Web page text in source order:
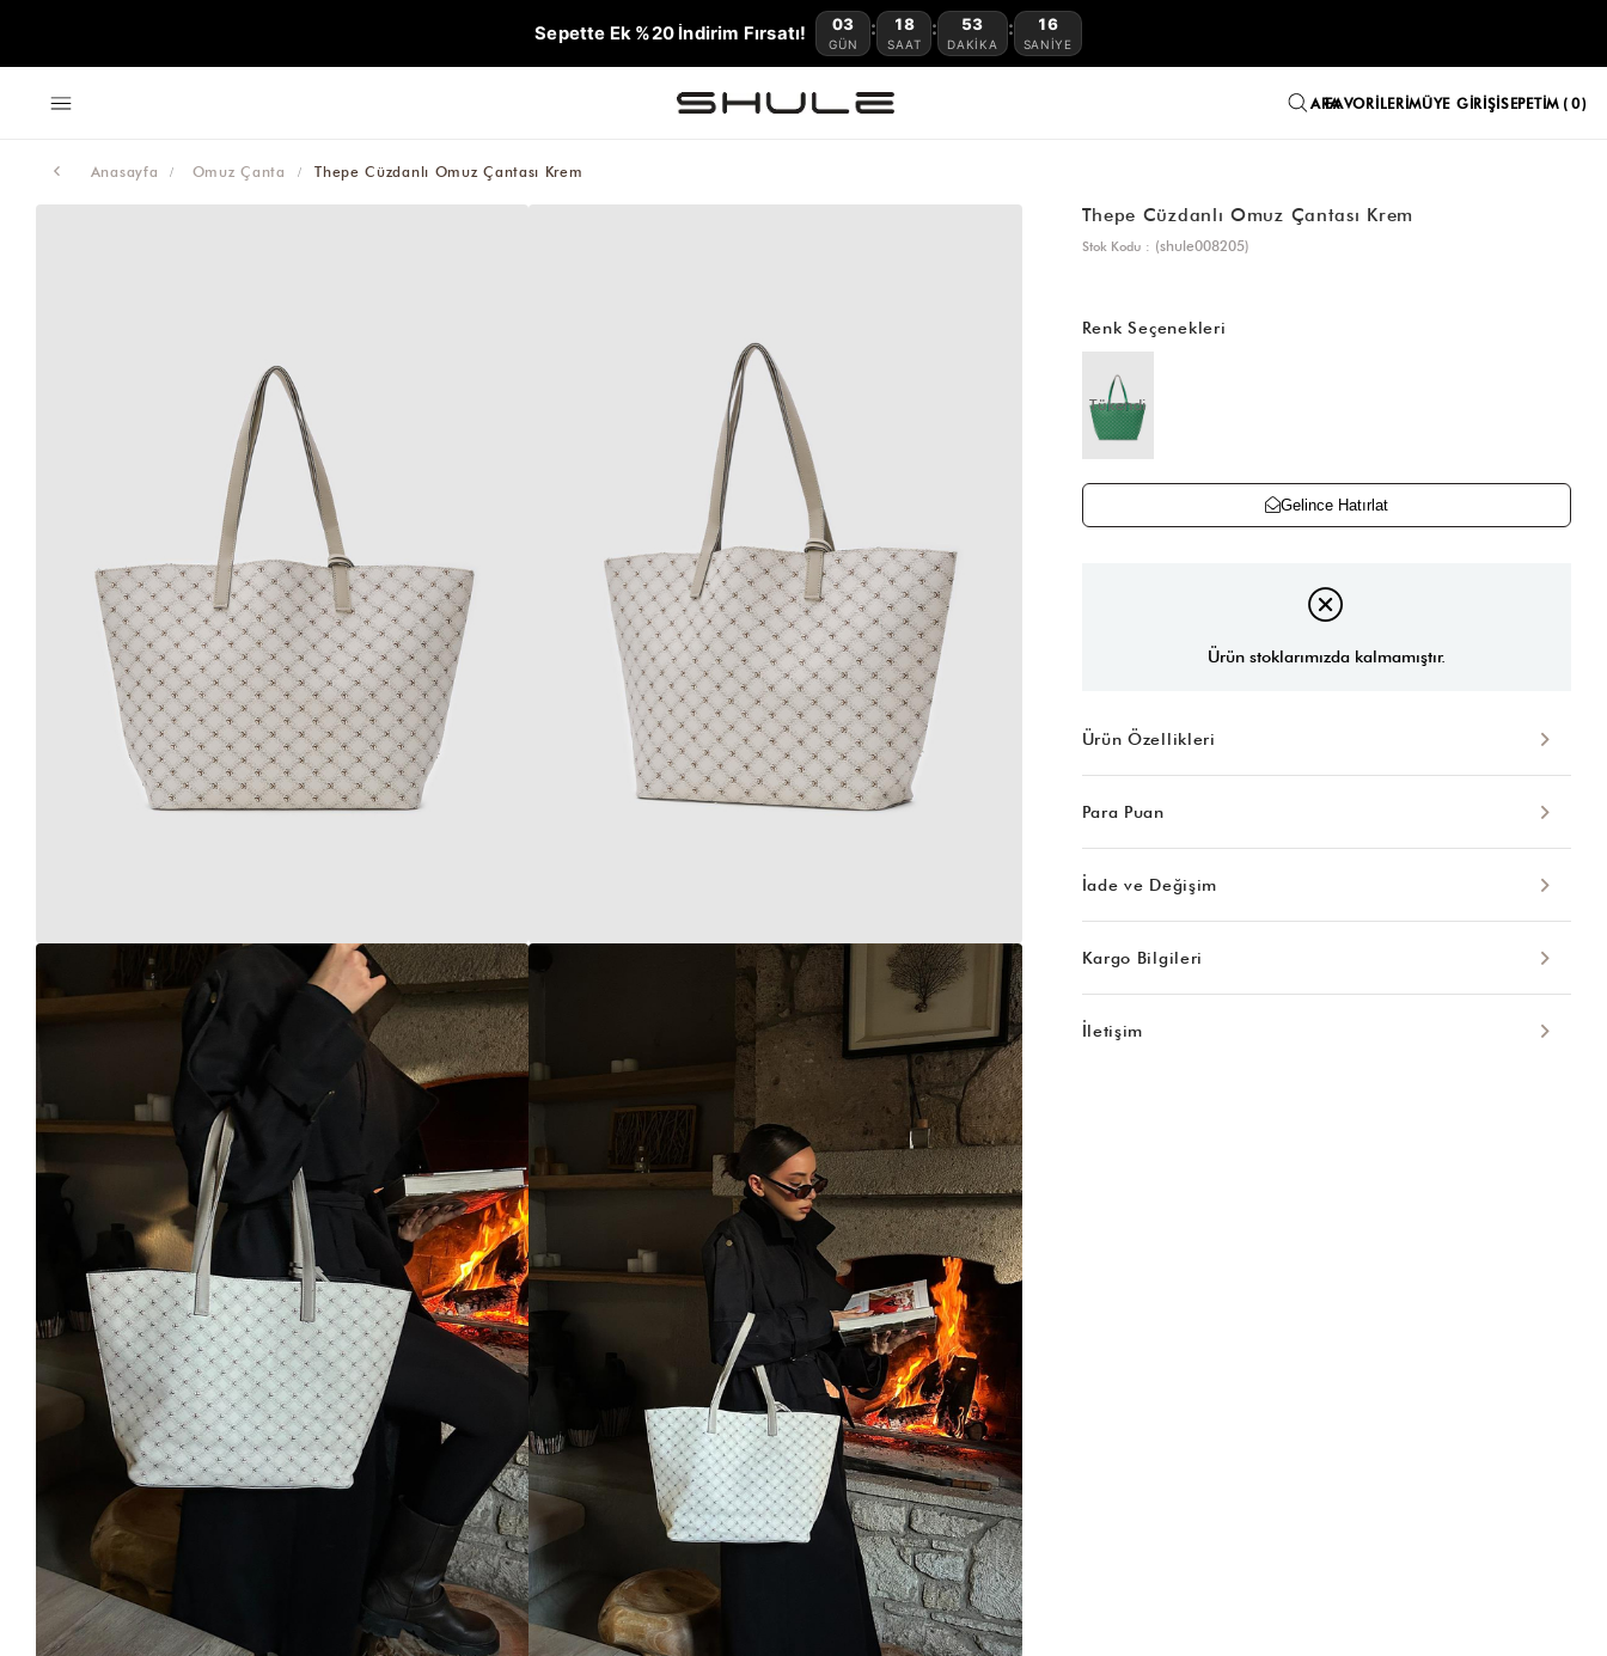
Sepette Ek %20 İndirim Fırsatı! 03
GÜN
: 18
SAAT
: 53
DAKIKA
: 14
SANIYE
FAVORILERIMÜYE GIRIŞISEPETIM 0
Anasayfa Omuz Çanta Thepe Cüzdanlı Omuz Çantası Krem
Thepe Cüzdanlı Omuz Çantası Krem
Stok Kodu (shule008205)
Renk Seçenekleri
Tükendi
Gelince Hatırlat
Ürün stoklarımızda kalmamıştır.
Ürün Özellikleri
Para Puan
İade ve Değişim
Kargo Bilgileri
İletişim